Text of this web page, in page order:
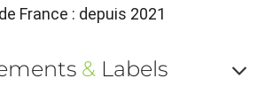
France : depuis 2021
&Labels